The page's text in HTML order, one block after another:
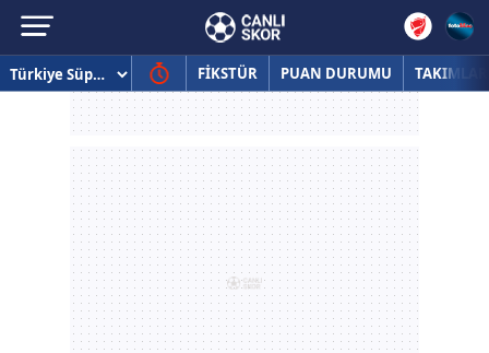
FİKSTÜR PUAN DURUMU TAKIMLAR